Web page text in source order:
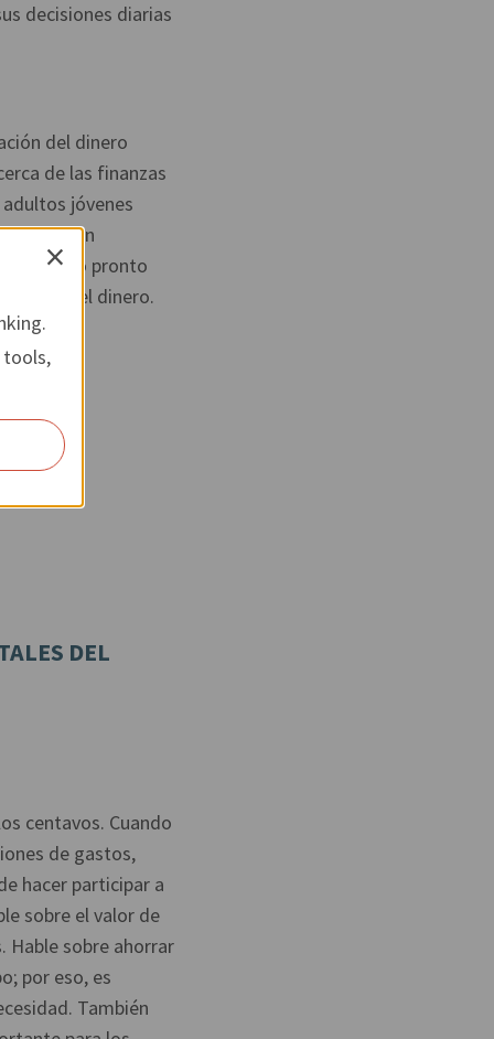
decisiones diarias
del dinero
de las finanzas
jóvenes
en
pronto
del dinero.
DEL
centavos. Cuando
de gastos,
hacer participar a
sobre el valor de
Hable sobre ahorrar
por eso, es
También
×
tools,